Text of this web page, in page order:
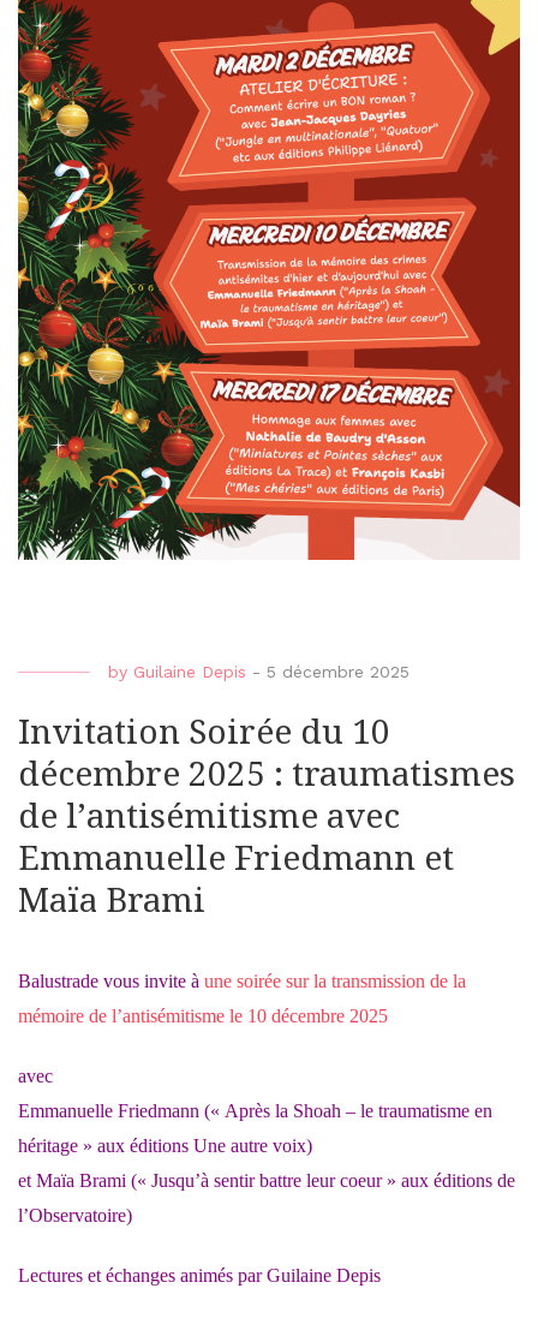
by Guilaine Depis - 5 décembre 2025
Invitation Soirée du 10
décembre 2025 : traumatismes
de l’antisémitisme avec
Emmanuelle Friedmann et
Maïa Brami
Balustrade vous invite à une soirée sur la transmission de la
mémoire de l’antisémitisme le 10 décembre 2025
avec
Emmanuelle Friedmann (« Après la Shoah – le traumatisme en
héritage » aux éditions Une autre voix)
et Maïa Brami (« Jusqu’à sentir battre leur coeur » aux éditions de
l’Observatoire)
Lectures et échanges animés par Guilaine Depis